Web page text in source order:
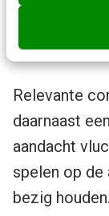
kanalen.
Relevante
daarnaast
aandacht
spelen op
bezig